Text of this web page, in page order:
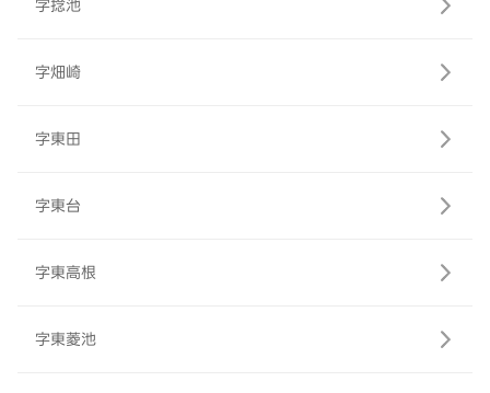
字捻池
字畑崎
字東田
字東台
字東高根
字東菱池